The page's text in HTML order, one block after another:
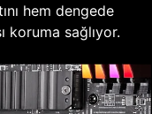
hem dengede
koruma sağlıyor.